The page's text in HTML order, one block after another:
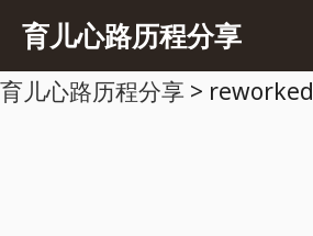
内
育儿心路历程分享
育儿心路历程分享 > reworked